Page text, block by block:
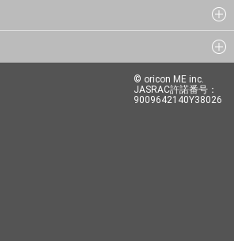
© oricon ME inc.
JASRAC許諾番号：
9009642140Y38026